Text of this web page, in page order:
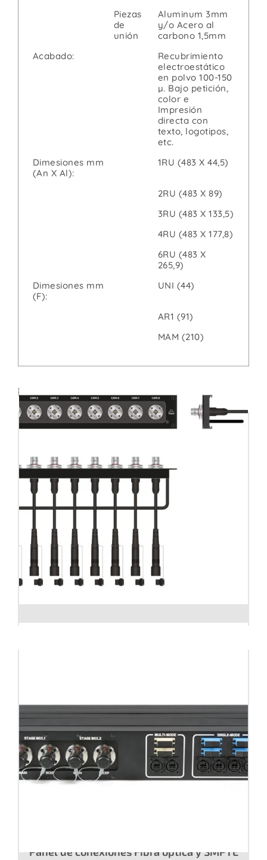
Piezas
de
unión
Aluminum 3mm
y/o Acero al
carbono 1,5mm
Acabado:
Recubrimiento
electroestático
en polvo 100-150
µ. Bajo petición,
color e
Impresión
directa con
texto, logotipos,
etc.
Dimesiones mm
(An X Al):
1RU (483 X 44,5)
2RU (483 X 89)
3RU (483 X 133,5)
4RU (483 X 177,8)
6RU (483 X
265,9)
Dimesiones mm
(F):
UNI (44)
AR1 (91)
MAM (210)
Productos relacionados:
Panel de conexiones Fibra óptica y SMPTE